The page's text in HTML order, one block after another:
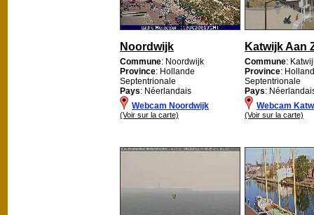
Noordwijk
Commune: Noordwijk
Province: Hollande
Septentrionale
Pays: Néerlandais
Webcam Noordwijk
(Voir sur la carte)
Katwijk Aan
Commune:
Province:
Septentrionale
Pays:
Webcam
(Voir sur la carte)